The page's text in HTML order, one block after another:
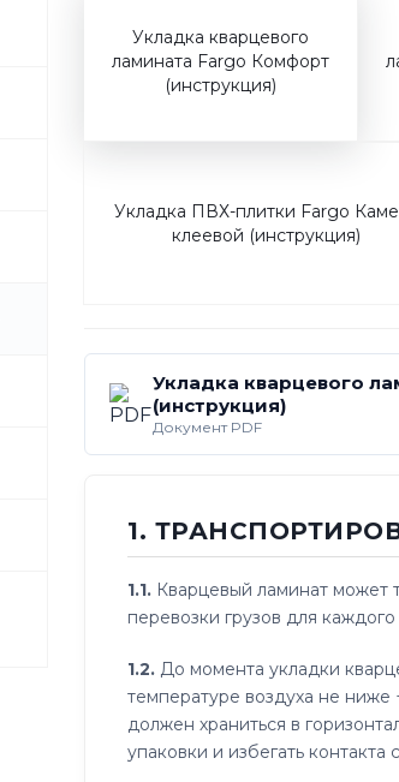
Укладка кварцевого
ламината Fargo Комфорт
(инструкция)
Укладка ПВХ-плитки Fargo
клеевой (инструкция)
Укладка кварцевого
(инструкция)
Документ PDF
1.
1.1. Кварцевый ламинат может
перевозки грузов для каждого
1.2. До момента укладки
температуре воздуха не ниже
должен храниться в
упаковки и избегать контакта